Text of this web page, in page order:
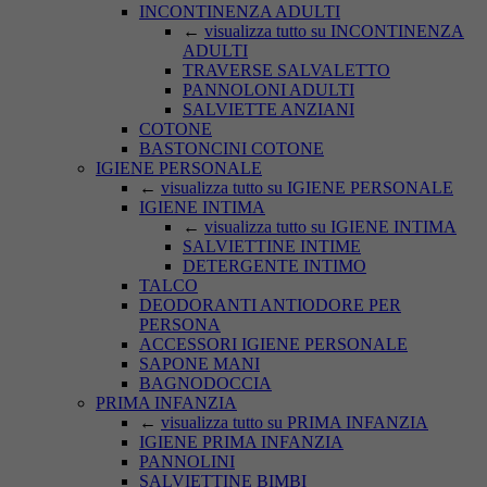
INCONTINENZA ADULTI
← visualizza tutto su INCONTINENZA
ADULTI
TRAVERSE SALVALETTO
PANNOLONI ADULTI
SALVIETTE ANZIANI
COTONE
BASTONCINI COTONE
IGIENE PERSONALE
← visualizza tutto su IGIENE PERSONALE
IGIENE INTIMA
← visualizza tutto su IGIENE INTIMA
SALVIETTINE INTIME
DETERGENTE INTIMO
TALCO
DEODORANTI ANTIODORE PER
PERSONA
ACCESSORI IGIENE PERSONALE
SAPONE MANI
BAGNODOCCIA
PRIMA INFANZIA
← visualizza tutto su PRIMA INFANZIA
IGIENE PRIMA INFANZIA
PANNOLINI
SALVIETTINE BIMBI